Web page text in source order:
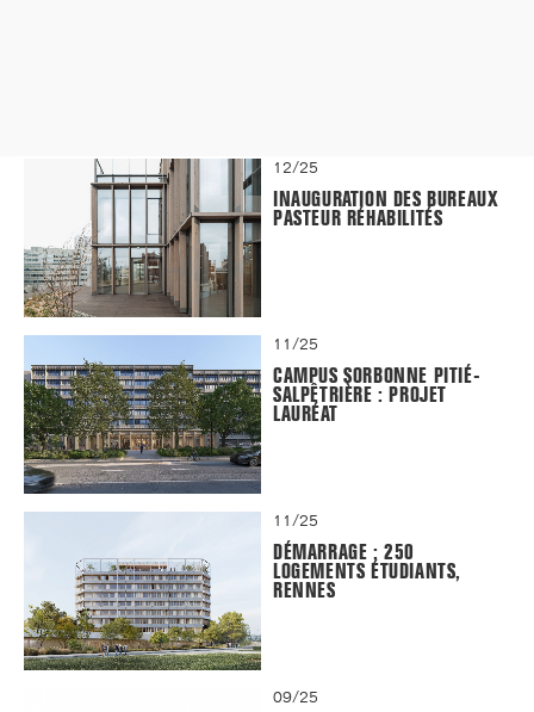
12/25
INAUGURATION DES BUREAUX
PASTEUR RÉHABILITÉS
11/25
CAMPUS SORBONNE PITIÉ-
SALPÊTRIÈRE : PROJET
LAURÉAT
11/25
DÉMARRAGE : 250
LOGEMENTS ÉTUDIANTS,
RENNES
09/25